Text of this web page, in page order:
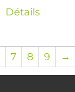
Détails
7 8 9 →